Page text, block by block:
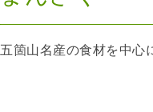
五箇山名産の食材を中心